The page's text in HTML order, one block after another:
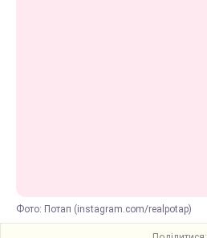
Фото: Потап (instagram.com/realpotap)